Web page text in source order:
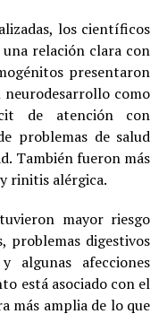
los científicos
relación clara con
presentaron
como
de atención con
problemas de salud
También fueron más
rinitis alérgica.
mayor riesgo
problemas digestivos
algunas afecciones
está asociado con el
más amplia de lo que